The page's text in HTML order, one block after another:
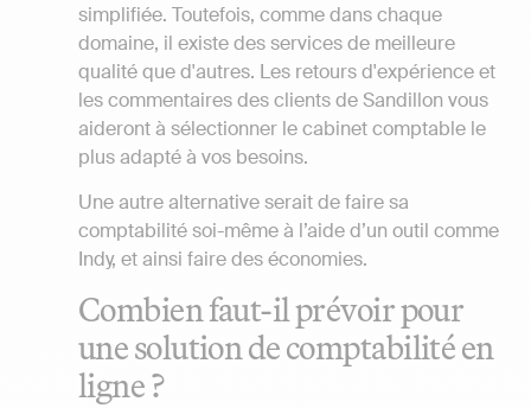
simplifiée. Toutefois, comme dans chaque
domaine, il existe des services de meilleure
qualité que d'autres. Les retours d'expérience et
les commentaires des clients de Sandillon vous
aideront à sélectionner le cabinet comptable le
plus adapté à vos besoins.
Une autre alternative serait de faire sa
comptabilité soi-même à l’aide d’un outil comme
Indy, et ainsi faire des économies.
Combien faut-il prévoir pour
une solution de comptabilité en
ligne ?